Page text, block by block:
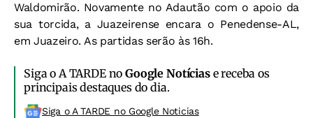
Waldomirão. Novamente no Adautão com o apoio da
sua torcida, a Juazeirense encara o Penedense-AL,
em Juazeiro. As partidas serão às 16h.
Siga o A TARDE noGoogle Notíciase receba os
principais destaques do dia.
Siga o A TARDE no Google Noticias